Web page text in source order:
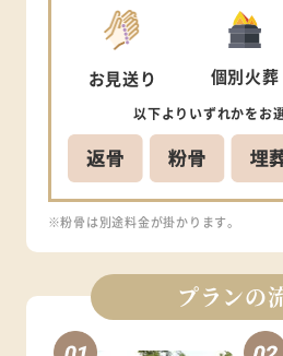
お見送り 個別火葬
以下より いずれかをお
※粉骨は別途料金が掛かります。
プランの